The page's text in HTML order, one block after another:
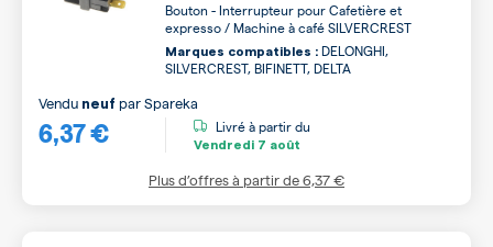
Bouton - Interrupteur pour Cafetière et
expresso / Machine à café SILVERCREST
Marques compatibles : DELONGHI,
SILVERCREST, BIFINETT, DELTA
6,37 €
Vendu neuf parSpareka
Livré à partir du
Vendredi 7 août
Plus d’offres à partir de6,37 €